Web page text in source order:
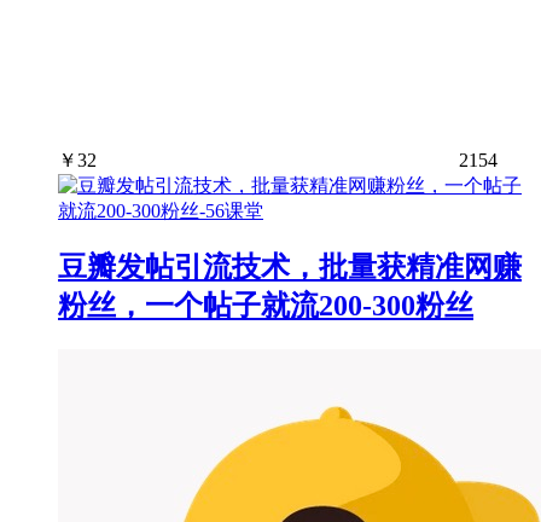
￥32 2154
豆瓣发帖引流技术，批量获精准网赚
粉丝，一个帖子就流200-300粉丝